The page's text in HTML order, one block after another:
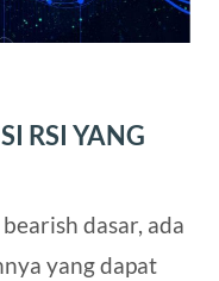
RSI YANG
dasar, ada
yang dapat